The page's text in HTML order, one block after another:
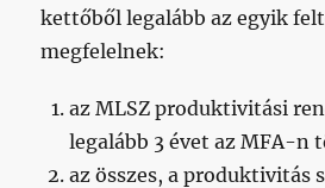
kettőből legalább az egyik
megfelelnek:
az MLSZ produktivitási
legalább 3 évet az MFA-n
az összes, a produktivitás